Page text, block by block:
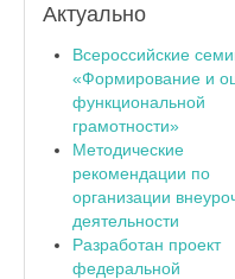
Актуально
Всероссийские
«Формирование и
функциональной
грамотности»
Методические
рекомендации по
организации
деятельности
Разработан проект
федеральной